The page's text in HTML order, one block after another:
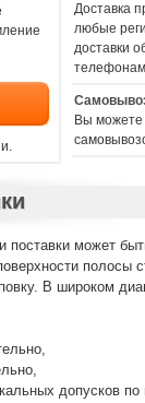
Доставка
любые
доставки
телефонам
Вы можете
поставки может
полосы
В широком
допусков